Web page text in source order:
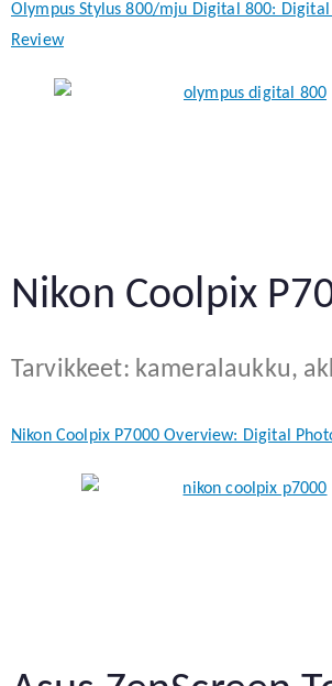
Olympus Stylus 800/mju Digital 800:
Review
Nikon Coolpix
Tarvikkeet: kameralaukku,
Nikon Coolpix P7000 Overview: Digital